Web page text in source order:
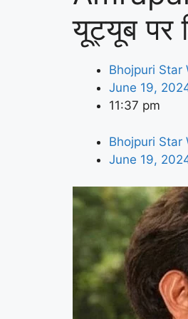
यूट्यूब पर
Bhojpuri Star
June 19,
11:37 pm
Bhojpuri Star
June 19,